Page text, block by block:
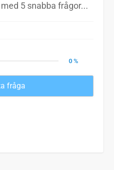
5 snabba frågor...
0 %
fråga